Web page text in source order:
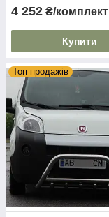
4 252 ₴/комплект
Купити
Топ продажів